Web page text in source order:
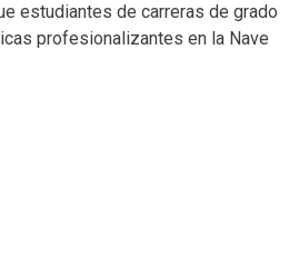
estudiantes de carreras de grado
profesionalizantes en la Nave